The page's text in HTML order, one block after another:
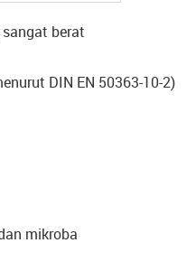
berat
DIN EN 50363-10-2)
mikroba